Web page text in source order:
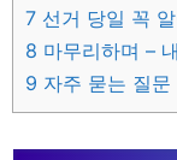
7 선거 당일 꼭
8 마무리하며 –
9 자주 묻는 질문